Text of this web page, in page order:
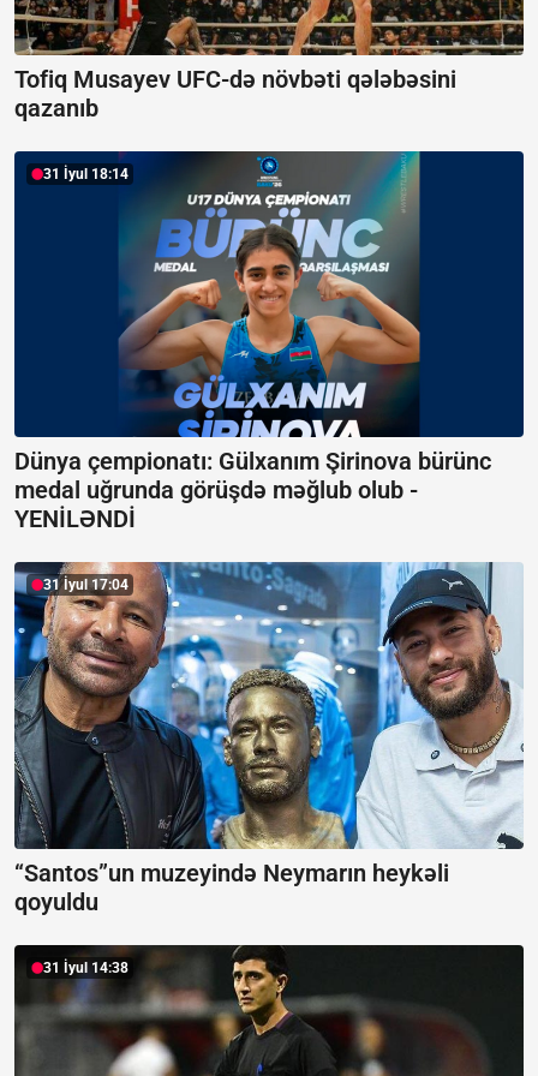
Tofiq Musayev UFC-də növbəti qələbəsini
qazanıb
31 İyul 18:14
Dünya çempionatı: Gülxanım Şirinova bürünc
medal uğrunda görüşdə məğlub olub -
YENİLƏNDİ
31 İyul 17:04
“Santos”un muzeyində Neymarın heykəli
qoyuldu
31 İyul 14:38